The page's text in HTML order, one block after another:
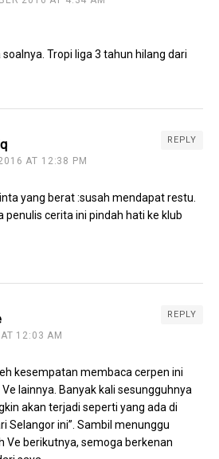
Tropi liga 3 tahun hilang dari
AT 12:38 PM
REPLY
yang berat :susah mendapat restu.
penulis cerita ini pindah hati ke klub
12:03 AM
REPLY
kesempatan membaca cerpen ini
lainnya. Banyak kali sesungguhnya
akan terjadi seperti yang ada di
Selangor ini”. Sambil menunggu
Ve berikutnya, semoga berkenan